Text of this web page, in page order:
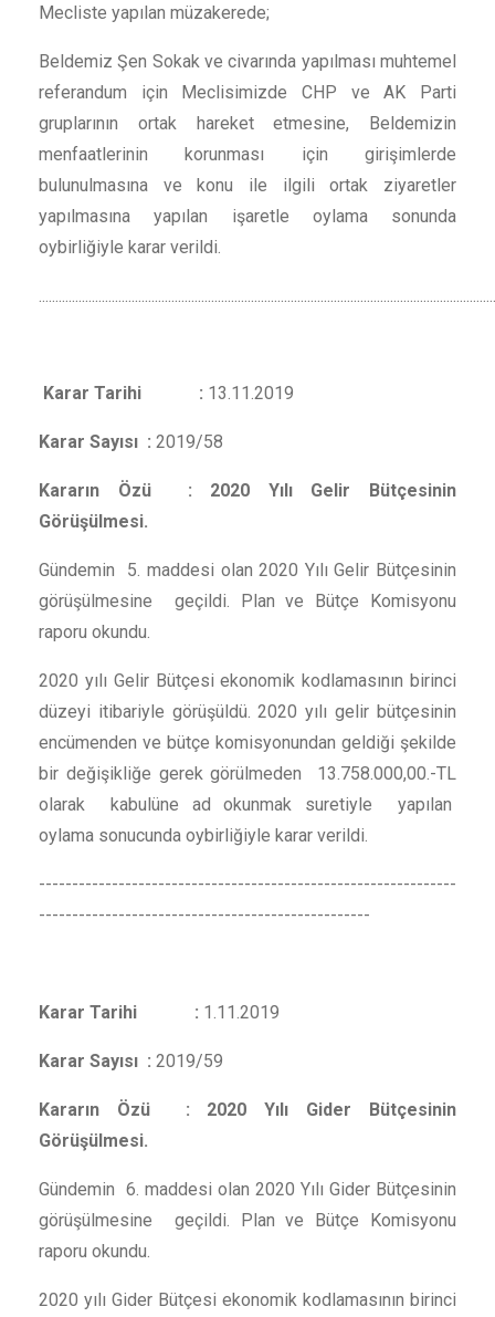
Mecliste yapılan müzakerede;
Beldemiz Şen Sokak ve civarında yapılması muhtemel
referandum için Meclisimizde CHP ve AK Parti
gruplarının ortak hareket etmesine, Beldemizin
menfaatlerinin korunması için girişimlerde
bulunulmasına ve konu ile ilgili ortak ziyaretler
yapılmasına yapılan işaretle oylama sonunda
oybirliğiyle karar verildi.
Karar Tarihi : 13.11.2019
Karar Sayısı : 2019/58
Kararın Özü : 2020 Yılı Gelir Bütçesinin
Görüşülmesi.
Gündemin 5. maddesi olan 2020 Yılı Gelir Bütçesinin
görüşülmesine geçildi.
Plan ve Bütçe Komisyonu
raporu okundu.
2020 yılı Gelir Bütçesi ekonomik kodlamasının birinci
düzeyi itibariyle görüşüldü. 2020 yılı gelir bütçesinin
encümenden ve bütçe komisyonundan geldiği şekilde
bir değişikliğe gerek görülmeden 13.758.000,00.-TL
olarak kabulüne ad okunmak suretiyle yapılan
oylama sonucunda oybirliğiyle karar verildi.
---------------------------------------------------------------
--------------------------------------------------
Karar Tarihi : 1.11.2019
Karar Sayısı : 2019/59
Kararın Özü : 2020 Yılı Gider Bütçesinin
Görüşülmesi.
Gündemin 6. maddesi olan 2020 Yılı Gider Bütçesinin
görüşülmesine geçildi.
Plan ve Bütçe Komisyonu
raporu okundu.
2020 yılı Gider Bütçesi ekonomik kodlamasının birinci